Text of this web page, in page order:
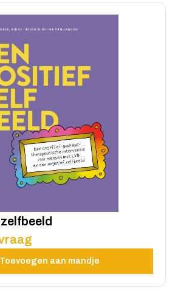
Toevoegen aan mandje